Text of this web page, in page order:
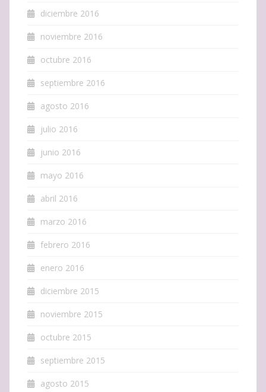
diciembre 2016
noviembre 2016
octubre 2016
septiembre 2016
agosto 2016
julio 2016
junio 2016
mayo 2016
abril 2016
marzo 2016
febrero 2016
enero 2016
diciembre 2015
noviembre 2015
octubre 2015
septiembre 2015
agosto 2015